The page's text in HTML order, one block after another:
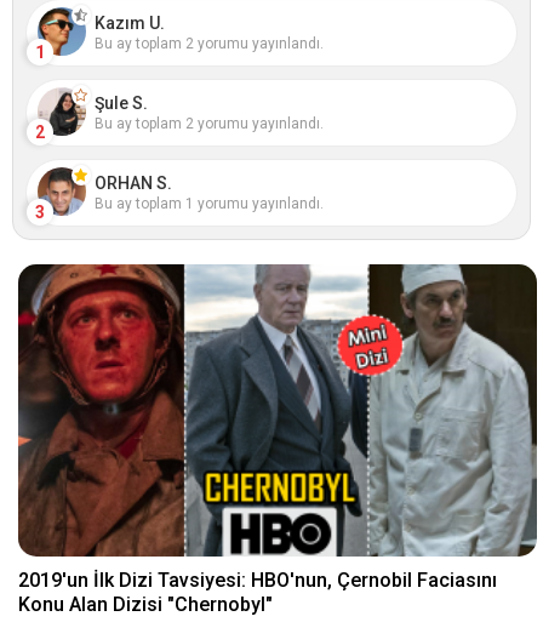
1
Kazım U.
Bu ay toplam 2 yorumu yayınlandı.
2
Şule S.
Bu ay toplam 2 yorumu yayınlandı.
3
ORHAN S.
Bu ay toplam 1 yorumu yayınlandı.
2019'un İlk Dizi Tavsiyesi: HBO'nun, Çernobil Faciasını
Konu Alan Dizisi "Chernobyl"